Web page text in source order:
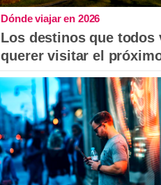
Dónde viajar en 2026
Los destinos que todos
querer visitar el